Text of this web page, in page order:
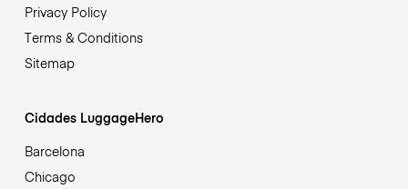
Privacy Policy
Terms & Conditions
Sitemap
Cidades LuggageHero
Barcelona
Chicago